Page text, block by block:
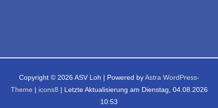
Copyright © 2026 ASV Loh | Powered by Astra WordPress-
Theme
icons8 | Letzte Aktualisierung am Dienstag, 04.08.2026
10:53